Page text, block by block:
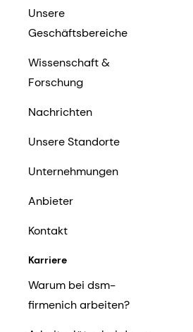
Unsere
Geschäftsbereiche
Wissenschaft &
Forschung
Nachrichten
Unsere Standorte
Unternehmungen
Anbieter
Kontakt
Karriere
Warum bei dsm-
firmenich arbeiten?